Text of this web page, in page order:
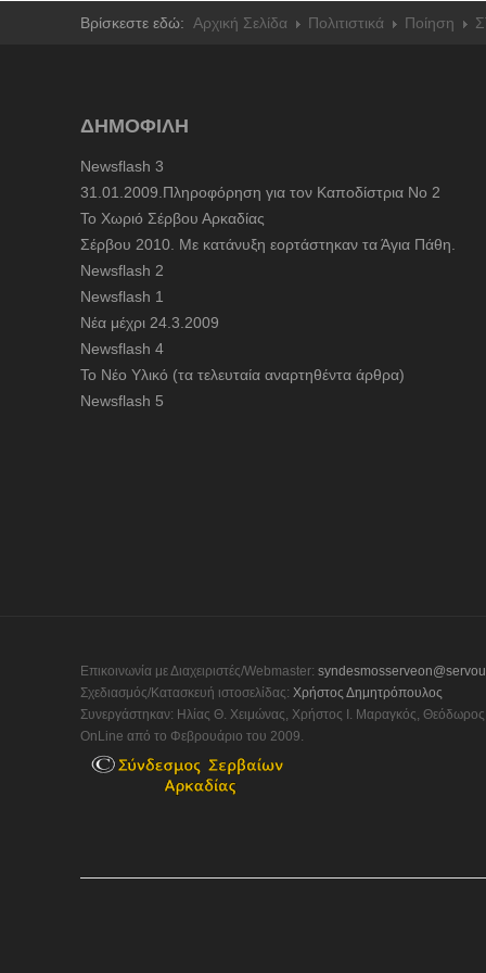
Βρίσκεστε εδώ: Αρχική Σελίδα Πολιτιστικά Ποίηση
ΔΗΜΟΦΙΛΗ
Newsflash 3
31.01.2009.Πληροφόρηση για τον Καποδίστρια Νο 2
To Χωριό Σέρβου Αρκαδίας
Σέρβου 2010. Με κατάνυξη εορτάστηκαν τα Άγια Πάθη.
Newsflash 2
Newsflash 1
Nέα μέχρι 24.3.2009
Newsflash 4
Το Νέο Υλικό (τα τελευταία αναρτηθέντα άρθρα)
Newsflash 5
Επικοινωνία με Διαχειριστές/Webmaster:
Σχεδιασμός/Κατασκευή ιστοσελίδας: Χρήστος Δημητρόπουλος
Συνεργάστηκαν: Ηλίας Θ. Χειμώνας, Χρήστος Ι. Μαραγκός, Θεόδωρος
OnLine από το Φεβρουάριο του 2009.